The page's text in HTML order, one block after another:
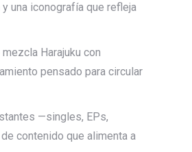
una iconografía que refleja
Harajuku con
pensado para circular
—singles, EPs,
contenido que alimenta a